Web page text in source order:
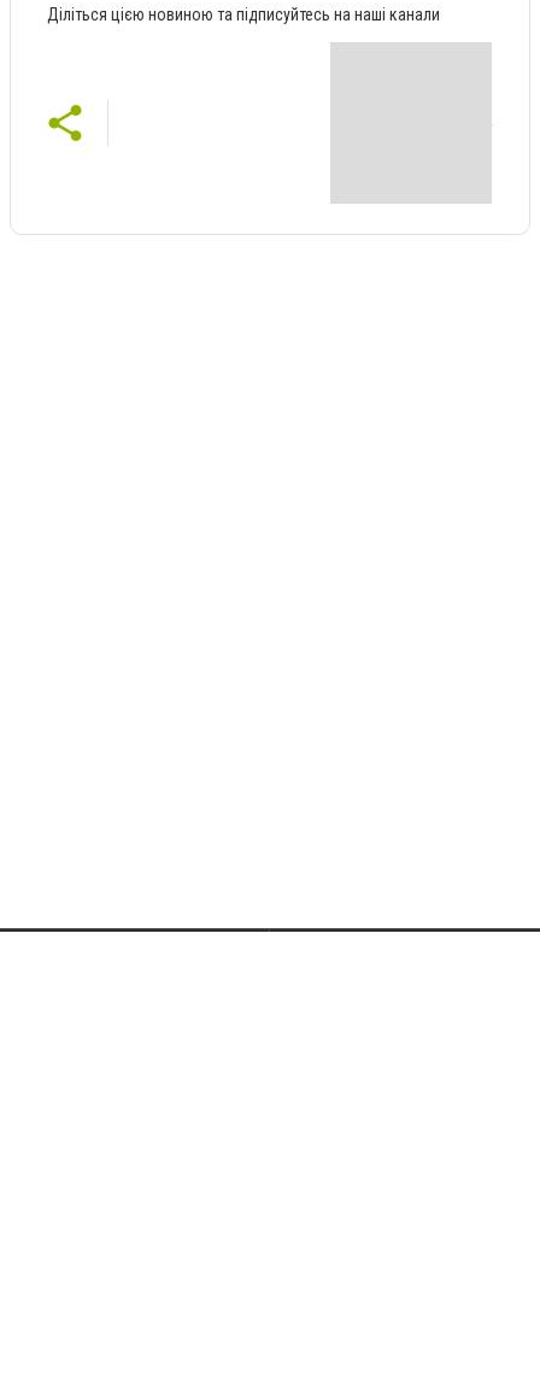
Діліться цією новиною та підписуйтесь на наші канали